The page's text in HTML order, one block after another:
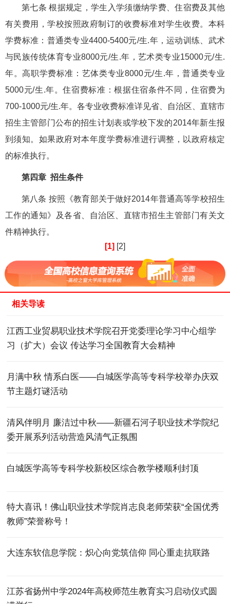
第七条 根据规定，学生入学须缴纳学费、住宿费及其他
有关费用，学校按照政府制订的收费标准对学生收费。本科
学费标准：普通类专业4400-5400元/生.年，运动训练、武术
与民族传统体育专业8000元/生.年，艺术类专业15000元/生.
年。高职学费标准：艺体类专业8000元/生.年，普通类专业
5000元/生.年。住宿费标准：根据住宿条件不同，住宿费为
700-1000元/生.年。各专业收费标准详见省、自治区、直辖市
招生主管部门公布的招生计划表或学校下发的2014年新生报
到须知。如果政府对本年度学费标准进行调整，以政府核定
的标准执行。
第四章 招生条件
第八条 按照《教育部关于做好2014年普通高等学校招生
工作的通知》及各省、自治区、直辖市招生主管部门有关文
件精神执行。
[1] [2]
相关导读
江西工业贸易职业技术学院召开党委理论学习中心组学
习（扩大）会议 传达学习全国教育大会精神
月满中秋 情系白医——白城医学高等专科学校举办庆双
节主题灯谜活动
清风伴明月 廉洁过中秋——新疆石河子职业技术学院纪
委开展系列活动营造风清气正氛围
白城医学高等专科学校新校区综合教学楼顺利封顶
特大喜讯！佛山职业技术学院肖志良老师荣获“全国优秀
教师”荣誉称号！
大连东软信息学院：炽心向党筑信仰 同心重走抗联路
江苏省扬州中学2024年高校师范生教育实习启动仪式圆